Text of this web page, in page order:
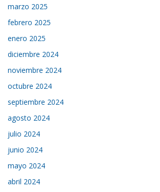
marzo 2025
febrero 2025
enero 2025
diciembre 2024
noviembre 2024
octubre 2024
septiembre 2024
agosto 2024
julio 2024
junio 2024
mayo 2024
abril 2024